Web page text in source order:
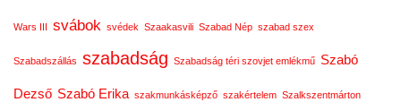
Wars III svábok svédek Szaakasvili Szabad Nép szabad szex
Szabadszállás szabadság Szabadság téri szovjet emlékmű Szabó
Dezső Szabó Erika szakmunkásképző szakértelem Szalkszentmárton